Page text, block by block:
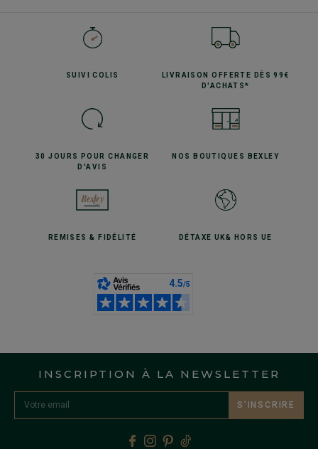
SUIVICOLIS LIVRAISON OFFERTE
DÈS 99€
D'ACHATS*
30 JOURS POURCHANGER
D'AVIS
NOS BOUTIQUES BEXLEY
REMISES& FIDÉLITÉ DÉTAXE UK& HORS UE
INSCRIPTION À LA NEWSLETTER
S’INSCRIRE